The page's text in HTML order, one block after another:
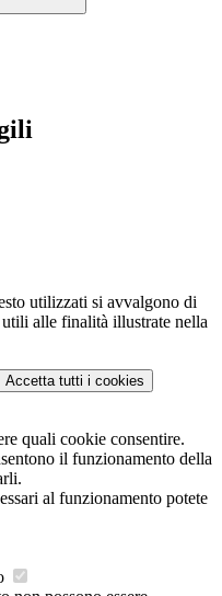
utilizzati si avvalgono di
alle finalità illustrate nella
Accetta tutti i cookies
quali cookie consentire.
il funzionamento della
al funzionamento potete